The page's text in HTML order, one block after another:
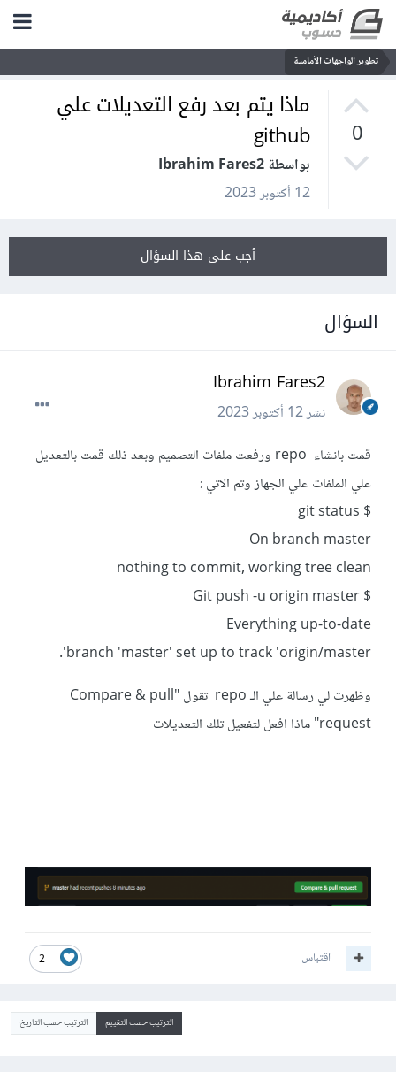
تطوير الواجهات الأمامية
0
ماذا يتم بعد رفع التعديلات علي
github
بواسطة Ibrahim Fares2
12 أكتوبر 2023
أجب على هذا السؤال
السؤال
Ibrahim Fares2
نشر12 أكتوبر 2023
قمت بانشاء repo ورفعت ملفات التصميم وبعد ذلك قمت بالتعديل
علي الملفات علي الجهاز وتم الاتي
$ git status
On branch master
nothing to commit, working tree clean
$ Git push -u origin master
Everything up-to-date
branch 'master' set up to track 'origin/master'.
وظهرت لي رسالة علي الـ repo تقول "
Compare & pull
request
"ماذا افعل لتفعيل تلك التعديلات
2 اقتباس
الترتيب حسب التقييم الترتيب حسب التاريخ